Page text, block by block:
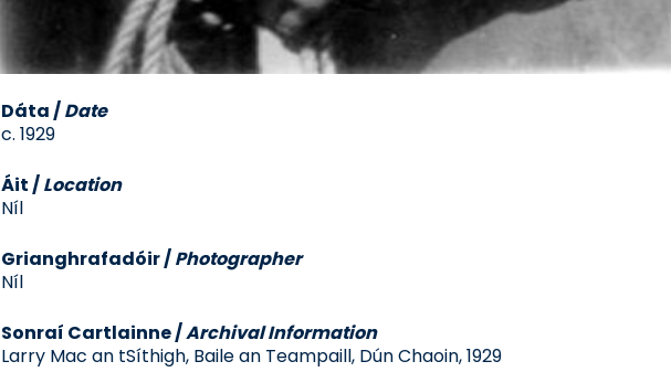
Dáta/Date
c. 1929
Áit/Location
Níl
Grianghrafadóir/Photographer
Níl
Sonraí Cartlainne/Archival Information
Larry Mac an tSíthigh, Baile an Teampaill, Dún Chaoin, 1929